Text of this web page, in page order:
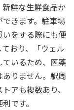
鮮な生鮮食品か
きます。駐車場
をする際にも便
おり、「ウェル
いるため、医薬
りません。駅周
アも複数あり、
です。